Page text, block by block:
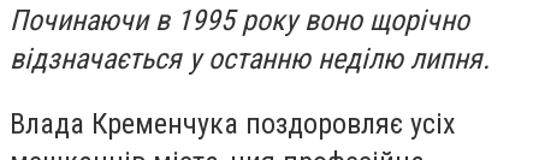
Починаючи в 1995 року воно щорічно
відзначається у останню неділю липня.
Влада Кременчука поздоровляє усіх